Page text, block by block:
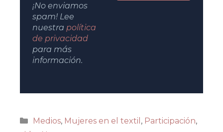
¡No enviamos
spam! Lee
nuestra política
de privacidad
para más
información.
Medios, Mujeres en el textil , Participación,